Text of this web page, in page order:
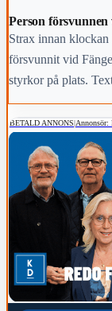
Person
Strax innan
försvunnit vid
styrkor på plats.
BETALD ANNONS|Annonsör: